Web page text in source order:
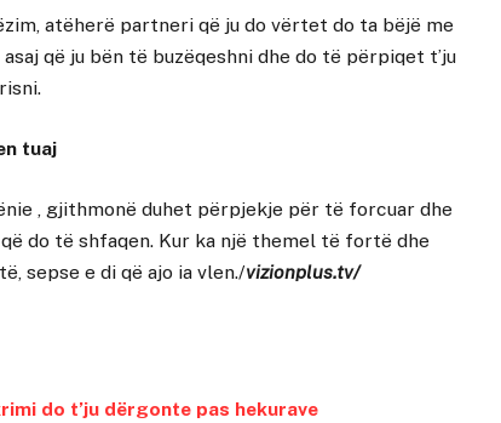
atëherë partneri që ju do vërtet do ta bëjë me
që ju bën të buzëqeshni dhe do të përpiqet t’ju
tuaj
, gjithmonë duhet përpjekje për të forcuar dhe
do të shfaqen. Kur ka një themel të fortë dhe
sepse e di që ajo ia vlen./vizionplus.tv/
do t’ju dërgonte pas hekurave